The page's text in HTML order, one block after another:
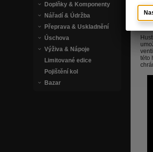
Doplňky & Komponenty
Nářadí & Údržba
Přeprava & Uskladnění
Úschova
Výživa & Nápoje
Limitované edice
Pojištění kol
Bazar
této